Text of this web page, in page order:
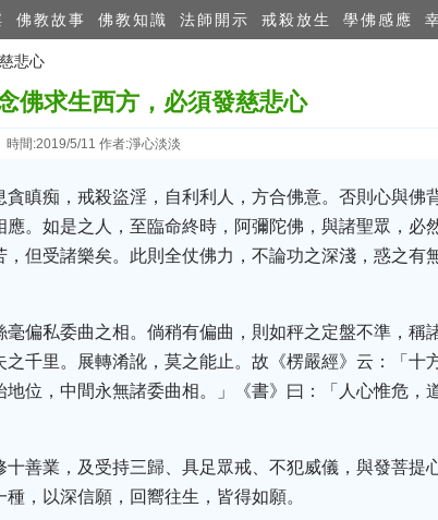
佛教故事 佛教知識 法師開示 戒殺放生 學佛感應
悲心
佛求生西方，必須發慈悲心
時間:2019/5/11 作者:淨心淡淡
瞋痴，戒殺盜淫，自利利人，方合佛意。否則心與佛
。如是之人，至臨命終時，阿彌陀佛，與諸聖眾，必
但受諸樂矣。此則全仗佛力，不論功之深淺，惑之有
偏私委曲之相。倘稍有偏曲，則如秤之定盤不準，稱
千里。展轉淆訛，莫之能止。故《楞嚴經》云：「十
位，中間永無諸委曲相。」《書》曰：「人心惟危，
十善業，及受持三歸、具足眾戒、不犯威儀，與發菩提
，以深信願，回嚮往生，皆得如願。